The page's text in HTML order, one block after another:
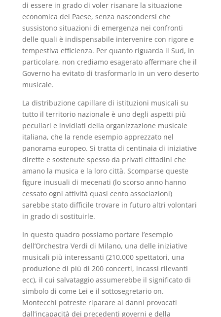
di essere in grado di voler risanare la situazione
economica del Paese, senza nascondersi che
sussistono situazioni di emergenza nei confronti
delle quali è indispensabile intervenire con rigore e
tempestiva efficienza. Per quanto riguarda il Sud, in
particolare, non crediamo esagerato affermare che il
Governo ha evitato di trasformarlo in un vero deserto
musicale.
La distribuzione capillare di istituzioni musicali su
tutto il territorio nazionale è uno degli aspetti più
peculiari e invidiati della organizzazione musicale
italiana, che la rende esempio apprezzato nel
panorama europeo. Si tratta di centinaia di iniziative
dirette e sostenute spesso da privati cittadini che
amano la musica e la loro città. Scomparse queste
figure inusuali di mecenati (lo scorso anno hanno
cessato ogni attività quasi cento associazioni)
sarebbe stato difficile trovare in futuro altri volontari
in grado di sostituirle.
In questo quadro possiamo portare l’esempio
dell’Orchestra Verdi di Milano, una delle iniziative
musicali più interessanti (210.000 spettatori, una
produzione di più di 200 concerti, incassi rilevanti
ecc), il cui salvataggio assumerebbe il significato di
simbolo di come Lei e il sottosegretario on.
Montecchi potreste riparare ai danni provocati
dall’incapacità dei precedenti governi e della